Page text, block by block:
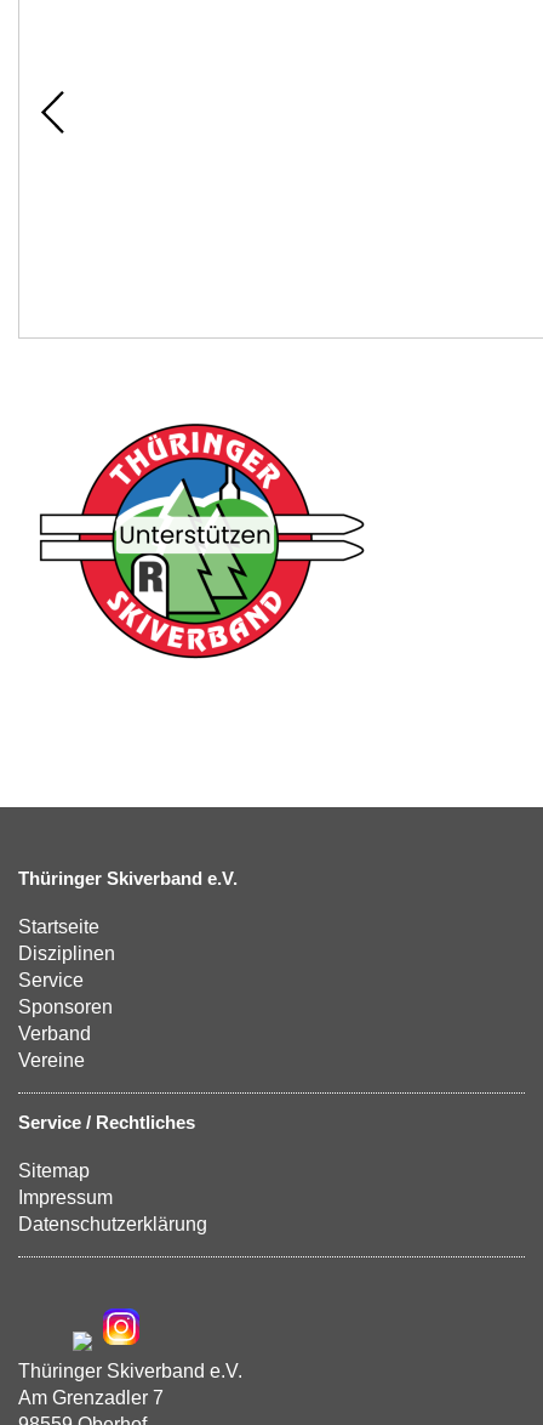
Thüringer Skiverband e.V.
Startseite
Disziplinen
Service
Sponsoren
Verband
Vereine
Service / Rechtliches
Sitemap
Impressum
Datenschutzerklärung
Thüringer Skiverband e.V.
Am Grenzadler 7